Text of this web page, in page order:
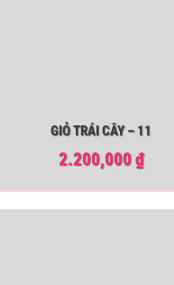
GIỎ TRÁI CÂY – 11
2.200,000₫